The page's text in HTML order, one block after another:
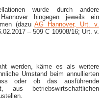
wurde durch andere
hingegen jeweils ein
(dazuAG Hannover, Urt. v.
– 509 C 10908/16; Urt. v.
werden, käme es als weitere
Umstand beim annullierten
oder ob das ausführende
aus betriebswirtschaftlichen